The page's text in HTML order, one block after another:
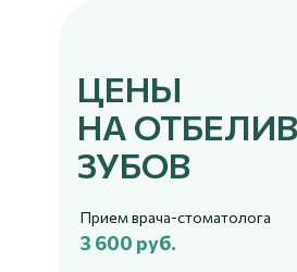
ЦЕНЫ
НА
ЗУБОВ
Прием врача-стоматолога
3 600 руб.